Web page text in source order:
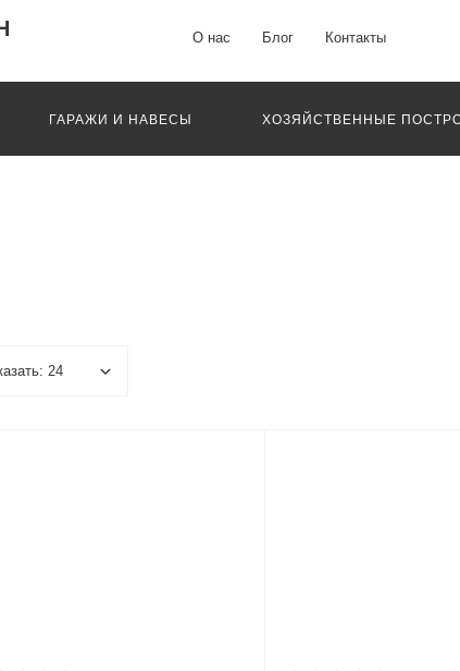
О нас Блог Контакты
ГАРАЖИ И НАВЕСЫ ХОЗЯЙСТВЕННЫЕ